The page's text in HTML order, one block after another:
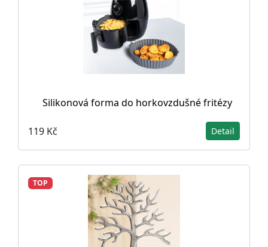
Silikonová forma do horkovzdušné fritézy
119 Kč Detail
TOP